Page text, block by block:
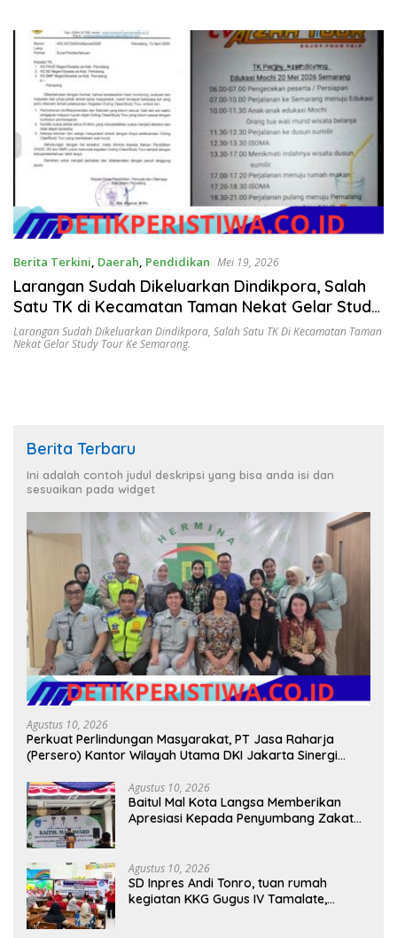
Berita Terkini, Daerah, Pendidikan Mei 19, 2026
Larangan Sudah Dikeluarkan Dindikpora, Salah
Satu TK di Kecamatan Taman Nekat Gelar Study
Tour ke Semarang.
Larangan Sudah Dikeluarkan Dindikpora, Salah Satu TK Di Kecamatan Taman
Nekat Gelar Study Tour Ke Semarang.
Berita Terbaru
Ini adalah contoh judul deskripsi yang bisa anda isi dan
sesuaikan pada widget
Agustus 10, 2026
Perkuat Perlindungan Masyarakat, PT Jasa Raharja
(Persero) Kantor Wilayah Utama DKI Jakarta Sinergi
Agustus 10, 2026
Baitul Mal Kota Langsa Memberikan
Apresiasi Kepada Penyumbang Zakat
Agustus 10, 2026
SD Inpres Andi Tonro, tuan rumah
kegiatan KKG Gugus IV Tamalate,